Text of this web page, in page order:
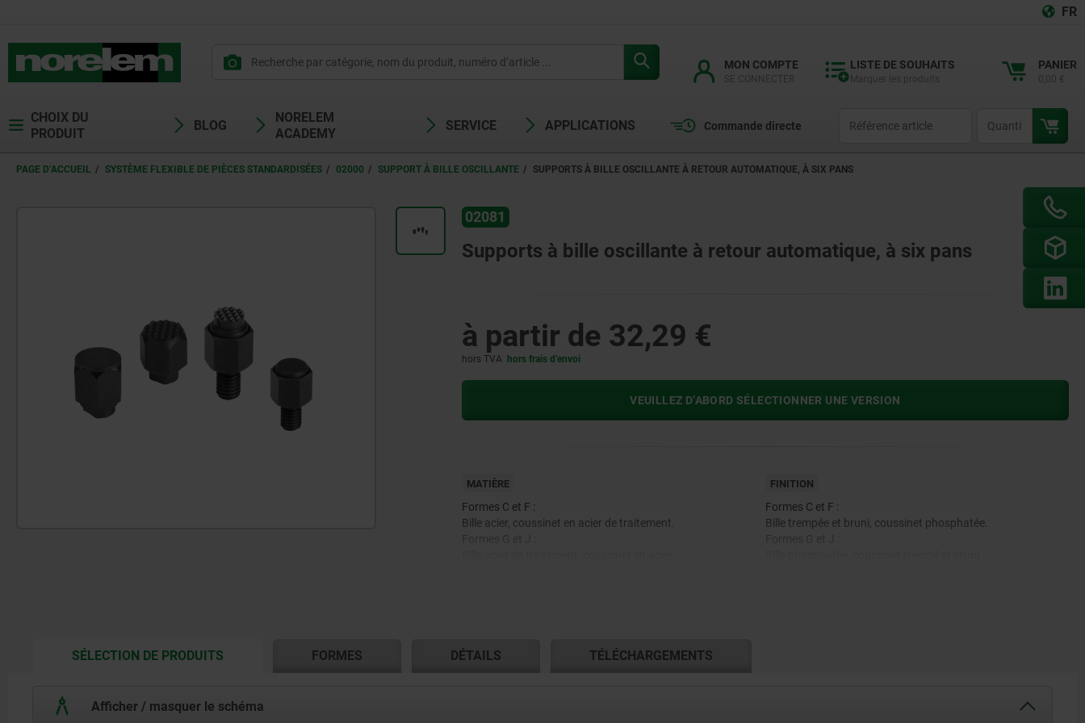
FR
MON COMPTE LISTE DE SOUHAITS PANIER
CHOIX DU
PRODUIT
BLOG
NORELEM
ACADEMY
SERVICE APPLICATIONS Commande directe
PAGE D’ACCUEIL SYSTÈME FLEXIBLE DE PIÈCES STANDARDISÉES 02000 SUPPORT À BILLE OSCILLANTE SUPPORTS À BILLE OSCILLANTE À RETOUR AUTOMATIQUE, À SIX PANS
02081
Supports à bille oscillante à retour automatique, à six pans
à partir de 32,29 €
hors TVA hors frais d’envoi
VEUILLEZ D’ABORD SÉLECTIONNER UNE VERSION
MATIÈRE
Formes C et F :
Bille acier, coussinet en acier de traitement.
FINITION
Formes C et F :
Bille trempée et bruni, coussinet phosphatée.
SÉLECTION DE PRODUITSCURRENT
FORMES DÉTAILS TÉLÉCHARGEMENTS
Afficher / masquer le schéma